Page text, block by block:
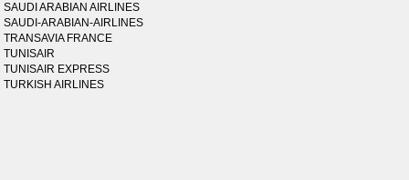
SAUDI ARABIAN AIRLINES
SAUDI-ARABIAN-AIRLINES
TRANSAVIA FRANCE
TUNISAIR
TUNISAIR EXPRESS
TURKISH AIRLINES